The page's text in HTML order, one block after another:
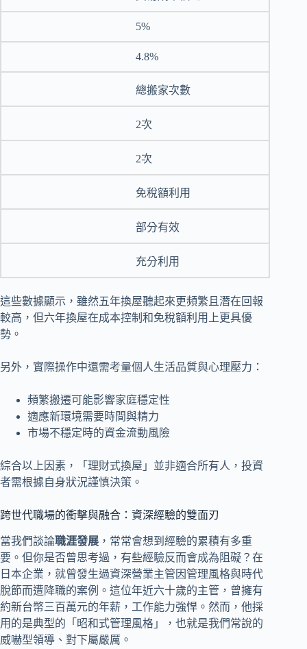
5%
4.8%
總搬家次數
2次
2次
免稅額利用
部分有效
充分利用
這些數據顯示，雖然五年換屋聽起來更頻繁且潛在回報
較高，但六年換屋在成本控制和免稅額利用上更具優
勢。
另外，實際操作中還需考量個人生活品質與心理壓力：
頻繁搬遷可能影響家庭穩定性
適應新環境需要時間與精力
市場不穩定時的資金流動風險
綜合以上因素，「理財式換屋」並非適合所有人，投資
者需根據自身狀況謹慎決策。
跨世代職場的衝擊與融合：資深經驗的雙面刃
當我們談論職涯發展 ，常常會想到經驗的累積有多重
要。但你是否曾思考過，有些經驗反而會成為阻礙？在
日本企業，就曾發生過資深營業主管因管理風格與時代
脫節而遭降職的案例。這位年近六十歲的主管，曾擁有
約新台幣三百萬元的年薪，工作能力強悍。然而，他採
用的是典型的「昭和式管理風格」，也就是我們常說的
威嚇型領導、對下屬嚴厲。